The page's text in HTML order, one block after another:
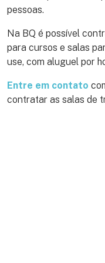
pessoas.
Na BQ é possível
para cursos e salas
use, com aluguel por
Entre em contato
contratar as salas de